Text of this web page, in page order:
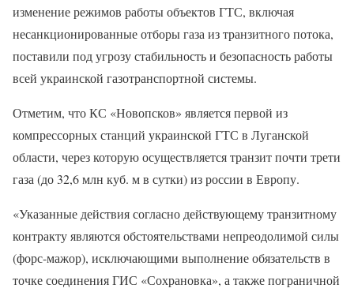
изменение режимов работы объектов ГТС, включая
несанкционированные отборы газа из транзитного потока,
поставили под угрозу стабильность и безопасность работы
всей украинской газотранспортной системы.
Отметим, что КС «Новопсков» является первой из
компрессорных станций украинской ГТС в Луганской
области, через которую осуществляется транзит почти трети
газа (до 32,6 млн куб. м в сутки) из россии в Европу.
«Указанные действия согласно действующему транзитному
контракту являются обстоятельствами непреодолимой силы
(форс-мажор), исключающими выполнение обязательств в
точке соединения ГИС «Сохрановка», а также пограничной